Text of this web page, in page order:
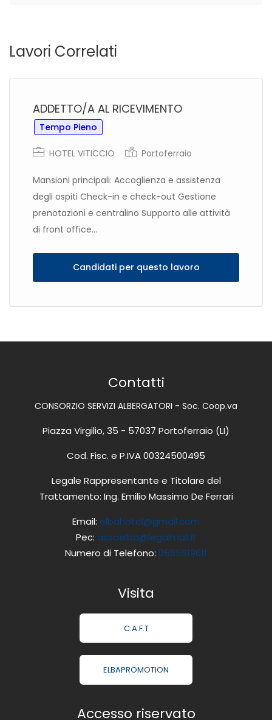
Lavori Correlati
ADDETTO/A AL RICEVIMENTO
Tempo Pieno
HOTEL VITICCIO Portoferraio
Mansioni principali: Accoglienza e assistenza
degli ospiti Check-in e check-out Gestione
prenotazioni e centralino Supporto alle attività
di front office...
Candidati per questo lavoro
Contatti
CONSORZIO SERVIZI ALBERGATORI - Soc. Coop.va
Piazza Virgilio, 35 - 57037 Portoferraio (LI)
Cod. Fisc. e P.IVA 00324500495
Legale Rappresentante e Titolare del
Trattamento: Ing. Emilio Massimo De Ferrari
Email: elbahotel@gmail.com
Pec: assoelba@legalmail.it
Numero di Telefono: 0565919611
Visita
C.A.F.T
ELBAPROMOTION
Accesso riservato